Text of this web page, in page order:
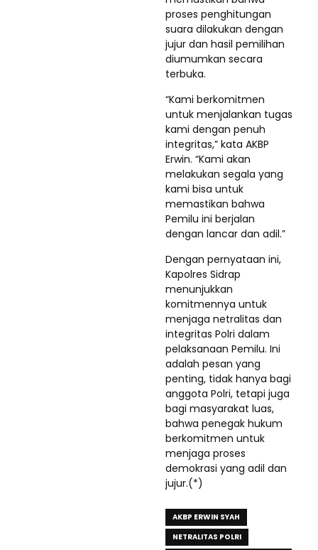
proses penghitungan
suara dilakukan dengan
jujur dan hasil pemilihan
diumumkan secara
terbuka.
“Kami berkomitmen
untuk menjalankan tugas
kami dengan penuh
integritas,” kata AKBP
Erwin. “Kami akan
melakukan segala yang
kami bisa untuk
memastikan bahwa
Pemilu ini berjalan
dengan lancar dan adil.”
Dengan pernyataan ini,
Kapolres Sidrap
menunjukkan
komitmennya untuk
menjaga netralitas dan
integritas Polri dalam
pelaksanaan Pemilu. Ini
adalah pesan yang
penting, tidak hanya bagi
anggota Polri, tetapi juga
bagi masyarakat luas,
bahwa penegak hukum
berkomitmen untuk
menjaga proses
demokrasi yang adil dan
jujur.(*)
AKBP ERWIN SYAH
NETRALITAS POLRI